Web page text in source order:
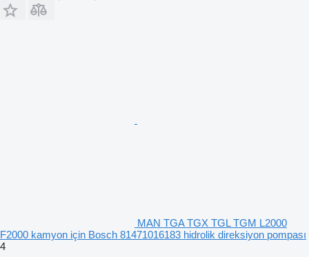
MAN TGA TGX TGL TGM L2000
F2000 kamyon için Bosch 81471016183 hidrolik direksiyon pompası
4